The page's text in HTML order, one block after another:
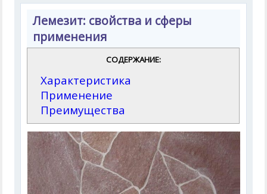
Лемезит: свойства и сферы
применения
СОДЕРЖАНИЕ:
Характеристика
Применение
Преимущества